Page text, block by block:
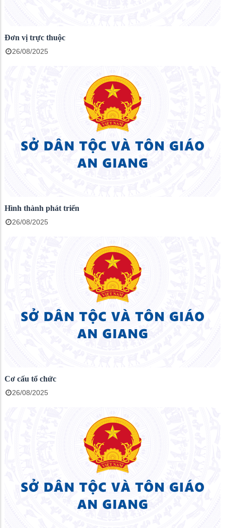
Đơn vị trực thuộc
26/08/2025
Hình thành phát triển
26/08/2025
Cơ cấu tổ chức
26/08/2025